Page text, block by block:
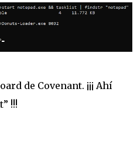
de Covenant. ¡¡¡ Ahí
!!!